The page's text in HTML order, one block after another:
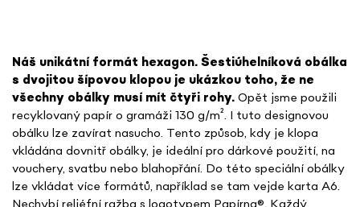
Náš unikátní formát hexagon. Šestiúhelníková obálka
s dvojitou šípovou klopou je ukázkou toho, že ne
všechny obálky musí mít čtyři rohy.Opět jsme použili
recyklovaný papír o gramáži 130 g/m². I tuto designovou
obálku lze zavírat nasucho. Tento způsob, kdy je klopa
vkládána dovnitř obálky, je ideální pro dárkové použití, na
vouchery, svatbu nebo blahopřání. Do této speciální obálky
lze vkládat více formátů, například se tam vejde karta A6.